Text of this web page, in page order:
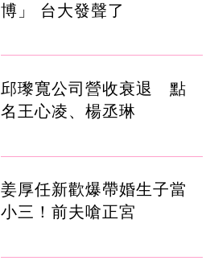
博」 台大發聲了
邱瓈寬公司營收衰退 點
名王心凌、楊丞琳
姜厚任新歡爆帶婚生子當
小三！前夫嗆正宮